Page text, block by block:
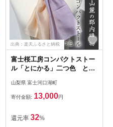
出典：楽天ふるさと納税
富士桜工房コンパクトストー
ル「とにかる」二つ色 とに
山梨県 富士河口湖町
寄付金額: 13,000円
還元率 32%